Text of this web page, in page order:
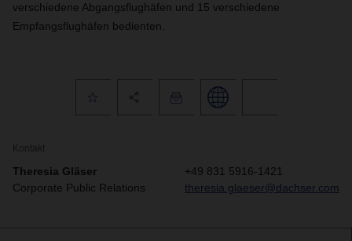
verschiedene Abgangsflughäfen und 15 verschiedene
Empfangsflughäfen bedienten.
Kontakt
Theresia Gläser
Corporate Public Relations
+49 831 5916-1421
theresia.glaeser@dachser.com